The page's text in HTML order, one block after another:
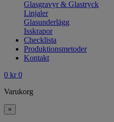
Glasgravyr & Glastryck
Linjaler
Glasunderlägg
Isskrapor
Checklista
Produktionsmetoder
Kontakt
0 kr 0
Varukorg
×